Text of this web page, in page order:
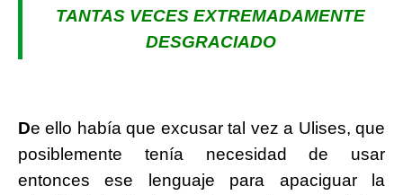
TANTAS VECES EXTREMADAMENTE
DESGRACIADO
De ello había que excusar tal vez a Ulises, que
posiblemente tenía necesidad de usar
entonces ese lenguaje para apaciguar la